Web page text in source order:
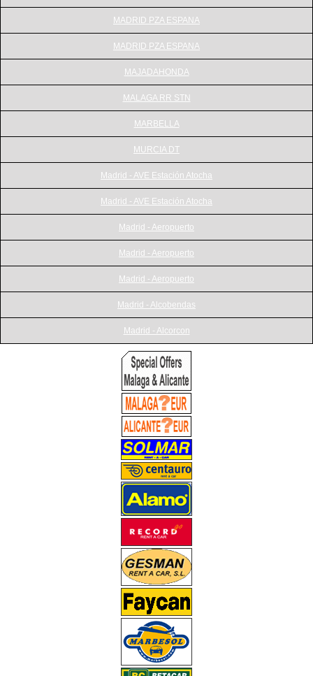
MADRID PZA ESPANA
MADRID PZA ESPANA
MAJADAHONDA
MALAGA RR STN
MARBELLA
MURCIA DT
Madrid - AVE Estación Atocha
Madrid - AVE Estación Atocha
Madrid - Aeropuerto
Madrid - Aeropuerto
Madrid - Aeropuerto
Madrid - Alcobendas
Madrid - Alcorcon